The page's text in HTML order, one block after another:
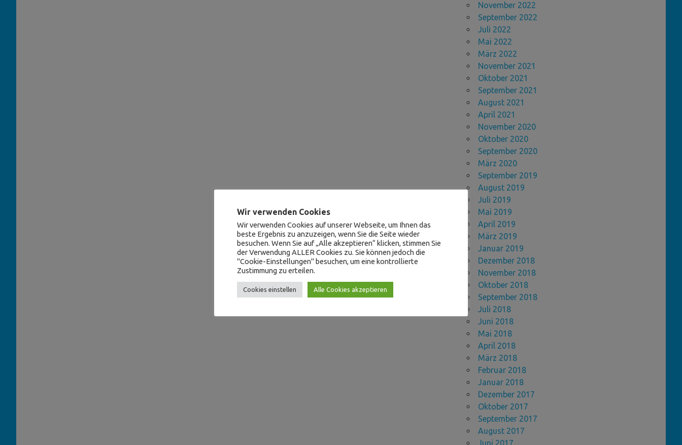
November 2022
September 2022
Juli 2022
Mai 2022
März 2022
November 2021
Oktober 2021
September 2021
August 2021
April 2021
November 2020
Oktober 2020
September 2020
März 2020
September 2019
August 2019
Juli 2019
Mai 2019
April 2019
März 2019
Januar 2019
Dezember 2018
November 2018
Oktober 2018
September 2018
Juli 2018
Juni 2018
Mai 2018
April 2018
März 2018
Februar 2018
Januar 2018
Dezember 2017
Oktober 2017
September 2017
August 2017
Juni 2017
Wir verwenden Cookies
Wir verwenden Cookies auf unserer Webseite, um Ihnen das
beste Ergebnis zu anzuzeigen, wenn Sie die Seite wieder
besuchen. Wenn Sie auf „Alle akzeptieren“ klicken, stimmen Sie
der Verwendung ALLER Cookies zu. Sie können jedoch die
"Cookie-Einstellungen" besuchen, um eine kontrollierte
Zustimmung zu erteilen.
Cookies einstellen Alle Cookies akzeptieren